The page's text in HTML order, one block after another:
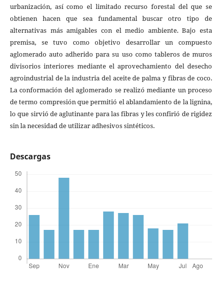
urbanización, así como el limitado recurso forestal del que se
obtienen hacen que sea fundamental buscar otro tipo de
alternativas más amigables con el medio ambiente. Bajo esta
premisa, se tuvo como objetivo desarrollar un compuesto
aglomerado auto adherido para su uso como tableros de muros
divisorios interiores mediante el aprovechamiento del desecho
agroindustrial de la industria del aceite de palma y fibras de coco.
La conformación del aglomerado se realizó mediante un proceso
de termo compresión que permitió el ablandamiento de la lignina,
lo que sirvió de aglutinante para las fibras y les confirió de rigidez
sin la necesidad de utilizar adhesivos sintéticos.
Descargas